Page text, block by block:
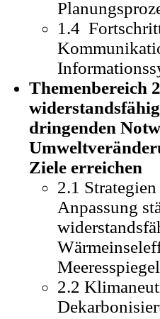
1.4
Themenbereich
dringenden
Ziele erreichen
2.1
Anpassung
2.2